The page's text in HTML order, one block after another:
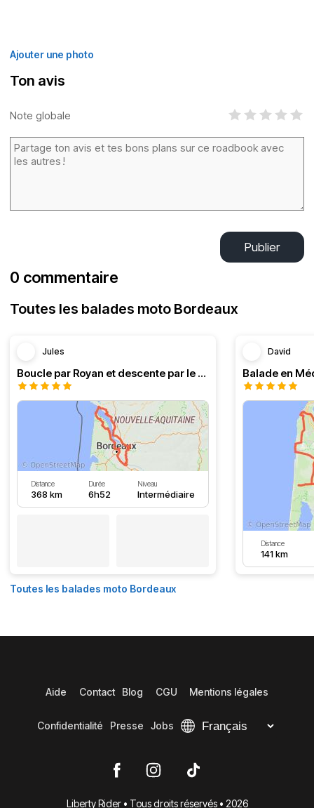
Ajouter une photo
Ton avis
Note globale
Publier
0 commentaire
Toutes les balades moto Bordeaux
Jules
Boucle par Royan et descente par le Médoc
Distance
368 km
Durée
6h52
Niveau
Intermédiaire
David
Distance
141 km
Toutes les balades moto Bordeaux
Aide Contact Blog CGU Mentions légales
Confidentialité Presse Jobs
Liberty Rider • Tous droits réservés • 2026